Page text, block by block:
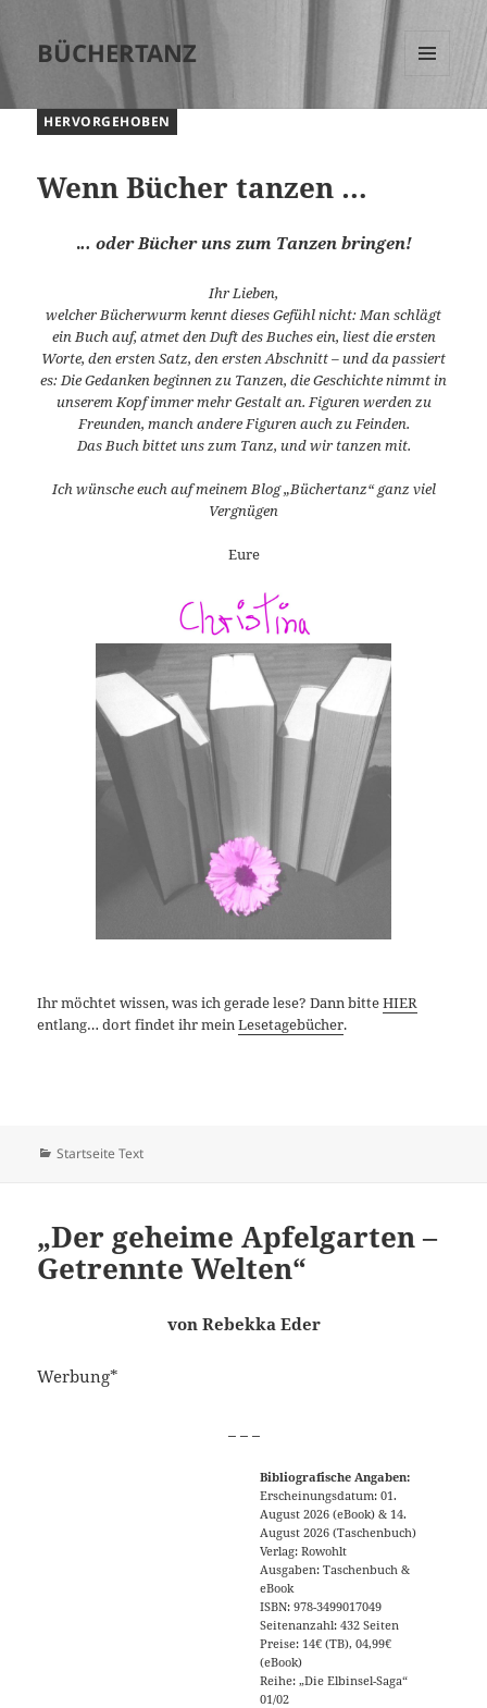
BÜCHERTANZ
UND
Wenn Bücher tanzen …
... oder Bücher uns zum Tanzen bringen!
Ihr Lieben,
welcher Bücherwurm kennt dieses Gefühl nicht: Man schlägt
ein Buch auf, atmet den Duft des Buches ein, liest die ersten
Worte, den ersten Satz, den ersten Abschnitt – und da passiert
es: Die Gedanken beginnen zu Tanzen, die Geschichte nimmt in
unserem Kopf immer mehr Gestalt an. Figuren werden zu
Freunden, manch andere Figuren auch zu Feinden.
Das Buch bittet uns zum Tanz, und wir tanzen mit.
Ich wünsche euch auf meinem Blog „Büchertanz“ ganz viel
Vergnügen
Eure
Ihr möchtet wissen, was ich gerade lese? Dann bitteHIER
entlang… dort findet ihr meinLesetagebücher.
HERVORGEHOBEN
Kategorien
Startseite Text
„Der geheime Apfelgarten –
Getrennte Welten“
von Rebekka Eder
Werbung*
Bibliografische Angaben:
Erscheinungsdatum: 01.
August 2026 (eBook) & 14.
August 2026 (Taschenbuch)
Verlag: Rowohlt
Ausgaben: Taschenbuch &
eBook
ISBN: 978-3499017049
Seitenanzahl: 432 Seiten
Preise: 14€ (TB), 04,99€
(eBook)
Reihe: „Die Elbinsel-Saga“
01/02